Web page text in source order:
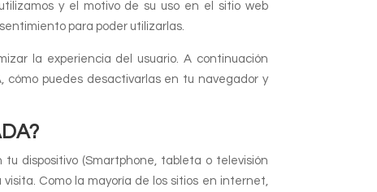
y el motivo de su uso en el sitio web
para poder utilizarlas.
la experiencia del usuario. A continuación
cómo puedes desactivarlas en tu navegador y
dispositivo (Smartphone, tableta o televisión
Como la mayoría de los sitios en internet,